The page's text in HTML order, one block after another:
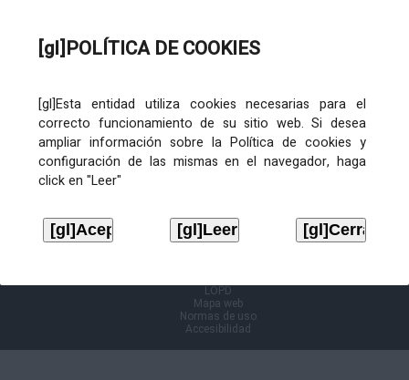
[gl]POLÍTICA DE COOKIES
[gl]Esta entidad utiliza cookies necesarias para el
correcto funcionamiento de su sitio web. Si desea
ampliar información sobre la Política de cookies y
configuración de las mismas en el navegador, haga
click en "Leer"
LOPD
Mapa web
Normas de uso
Accesibilidad